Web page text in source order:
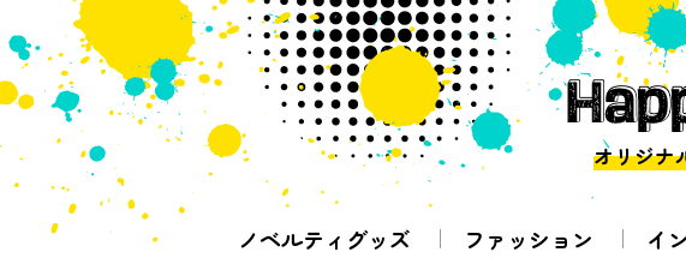
オリジナ
ノベルティグッズ ファッション イ